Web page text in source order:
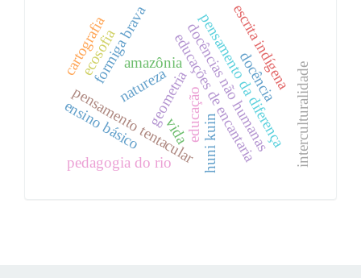
formiga bravaamazôniaeducações de encantaria
docências não humanas
educação
pensamento tentacularpensamento da diferença
docência
vida
pedagogia do rio
ecosofia
cartografia escrita indígena
huni kuin
natureza
ensino básico interculturalidade
geometria